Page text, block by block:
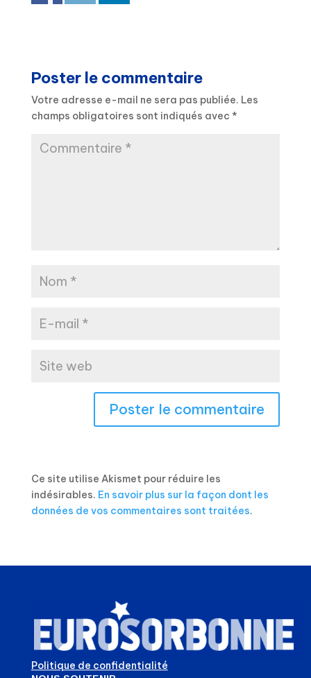
Poster le commentaire
Votre adresse e-mail ne sera pas publiée. Les
champs obligatoires sont indiqués avec *
Ce site utilise Akismet pour réduire les
indésirables. En savoir plus sur la façon dont les
données de vos commentaires sont traitées.
Politique de confidentialité